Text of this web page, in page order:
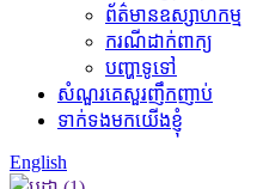
ព័ត៌មានឧស្សាហកម្ម
ករណីដាក់ពាក្យ
បញ្ហាទូទៅ
សំណួរគេសួរញឹកញាប់
ទាក់ទងមកយើងខ្ញុំ
English